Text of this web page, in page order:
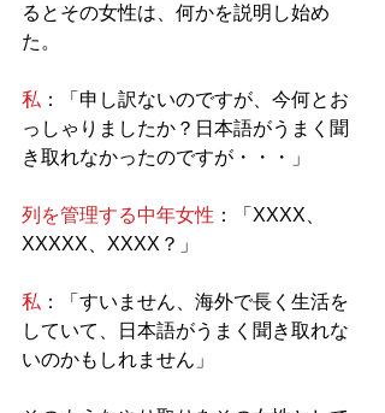
るとその女性は、何かを説明し始め
た。
私 ：「申し訳ないのですが、今何とお
っしゃりましたか？日本語がうまく聞
き取れなかったのですが・・・」
列を管理する中年女性 ：「XXXX、
XXXXX、XXXX？」
私 ：「すいません、海外で長く生活を
していて、日本語がうまく聞き取れな
いのかもしれません」